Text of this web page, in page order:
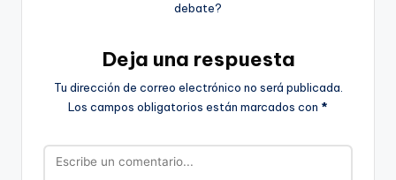
debate?
Deja una respuesta
Tu dirección de correo electrónico no será publicada.
Los campos obligatorios están marcados con *